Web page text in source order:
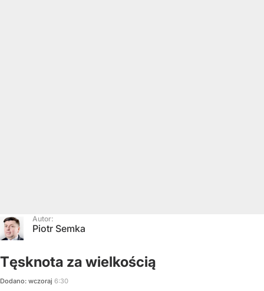
Autor:
Piotr Semka
Tęsknota za wielkością
Dodano: wczoraj 6:30